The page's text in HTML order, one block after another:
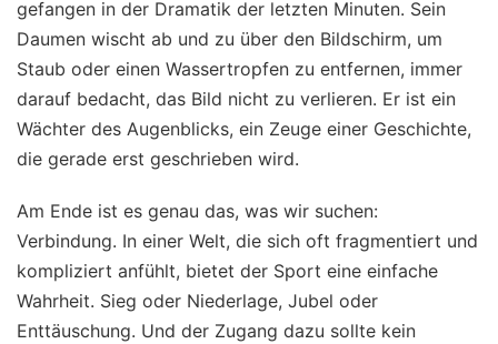
gefangen in der Dramatik der letzten Minuten. Sein
Daumen wischt ab und zu über den Bildschirm, um
Staub oder einen Wassertropfen zu entfernen, immer
darauf bedacht, das Bild nicht zu verlieren. Er ist ein
Wächter des Augenblicks, ein Zeuge einer Geschichte,
die gerade erst geschrieben wird.
Am Ende ist es genau das, was wir suchen:
Verbindung. In einer Welt, die sich oft fragmentiert und
kompliziert anfühlt, bietet der Sport eine einfache
Wahrheit. Sieg oder Niederlage, Jubel oder
Enttäuschung. Und der Zugang dazu sollte kein